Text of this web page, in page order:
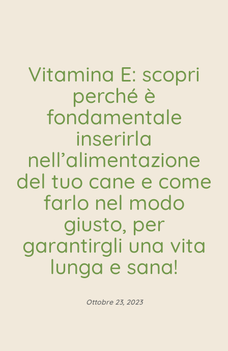
Vitamina E: scopri
perché è
fondamentale
inserirla
nell’alimentazione
del tuo cane e come
farlo nel modo
giusto, per
garantirgli una vita
lunga e sana!
Ottobre 23, 2023